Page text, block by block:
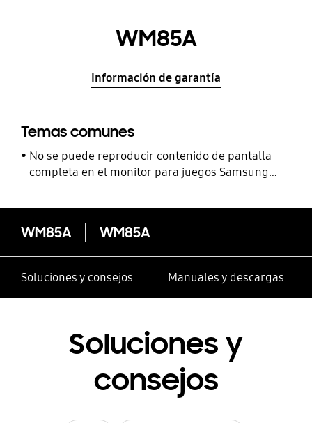
WM85A
Información de garantía
Temas comunes
No se puede reproducir contenido de pantalla
completa en el monitor para juegos Samsung
WM85A WM85A
Soluciones y consejos Manuales y descargas
Soluciones y
consejos